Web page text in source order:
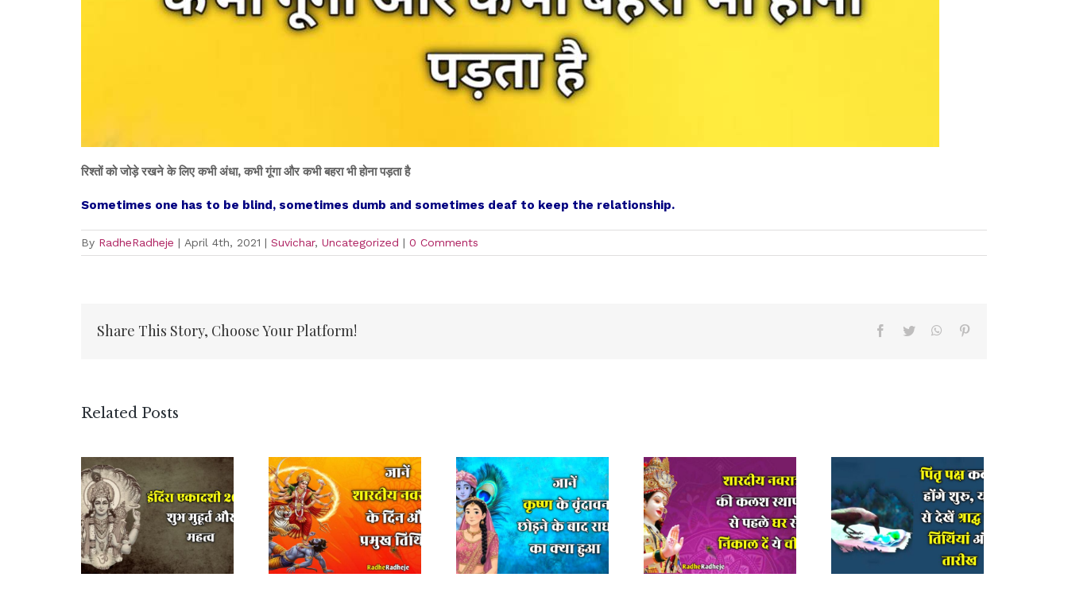
रिश्तों को जोड़े रखने के लिए कभी अंधा, कभी गूंगा और कभी बहरा भी होना पड़ता है
Sometimes one has to be blind, sometimes dumb and sometimes deaf to keep the relationship.
By RadheRadheje | April 4th, 2021 | Suvichar, Uncategorized | 0 Comments
Share This Story, Choose Your Platform! Facebook
Twitter WhatsApp
Related Posts